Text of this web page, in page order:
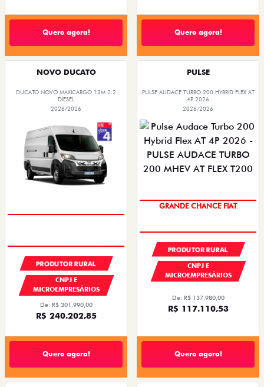
Quero agora! Quero agora!
NOVO DUCATO
DUCATO NOVO MAXICARGO 13M 2.2
DIESEL
2026/2026
PRODUTOR RURAL
CNPJ E
MICROEMPRESÁRIOS
De: R$ 301.990,00
R$ 240.202,85
Quero agora!
PULSE
PULSE AUDACE TURBO 200 HYBRID FLEX AT
4P 2026
2026/2026
GRANDE CHANCE FIAT
PRODUTOR RURAL
CNPJ E
MICROEMPRESÁRIOS
De: R$ 137.980,00
R$ 117.110,53
Quero agora!